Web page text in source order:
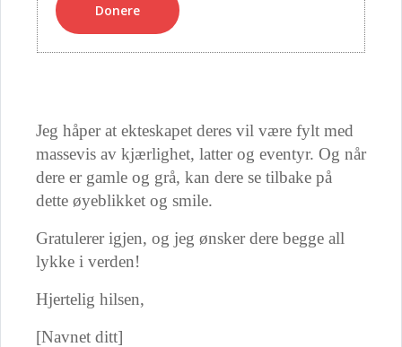
Donere
Jeg håper at ekteskapet deres vil være fylt med
massevis av kjærlighet, latter og eventyr. Og når
dere er gamle og grå, kan dere se tilbake på
dette øyeblikket og smile.
Gratulerer igjen, og jeg ønsker dere begge all
lykke i verden!
Hjertelig hilsen,
[Navnet ditt]